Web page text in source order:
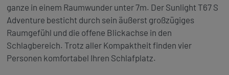
ganze in einem Raumwunder unter 7m. Der Sunlight T67 S
Adventure besticht durch sein äußerst großzügiges
Raumgefühl und die offene Blickachse in den
Schlagbereich. Trotz aller Kompaktheit finden vier
Personen komfortabel Ihren Schlafplatz.